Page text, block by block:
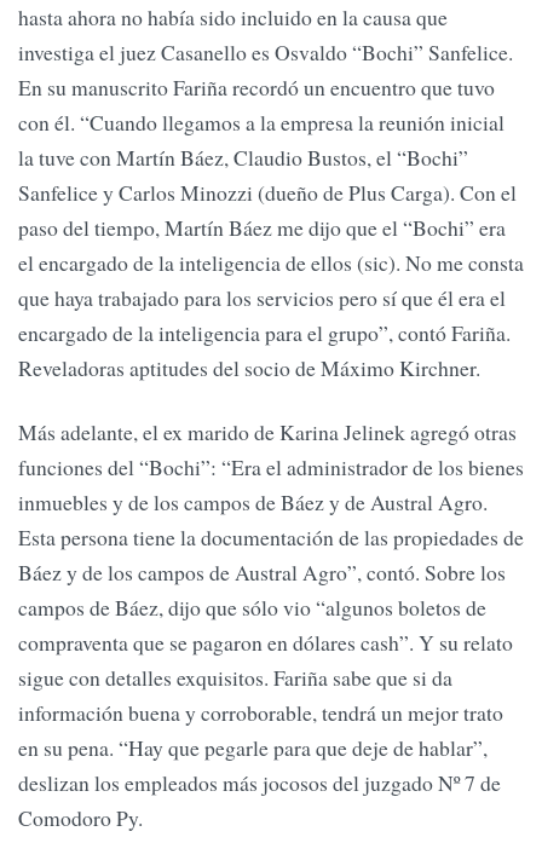
hasta ahora no había sido incluido en la causa que
investiga el juez Casanello es Osvaldo “Bochi” Sanfelice.
En su manuscrito Fariña recordó un encuentro que tuvo
con él. “Cuando llegamos a la empresa la reunión inicial
la tuve con Martín Báez, Claudio Bustos, el “Bochi”
Sanfelice y Carlos Minozzi (dueño de Plus Carga). Con el
paso del tiempo, Martín Báez me dijo que el “Bochi” era
el encargado de la inteligencia de ellos (sic). No me consta
que haya trabajado para los servicios pero sí que él era el
encargado de la inteligencia para el grupo”, contó Fariña.
Reveladoras aptitudes del socio de Máximo Kirchner.
Más adelante, el ex marido de Karina Jelinek agregó otras
funciones del “Bochi”: “Era el administrador de los bienes
inmuebles y de los campos de Báez y de Austral Agro.
Esta persona tiene la documentación de las propiedades de
Báez y de los campos de Austral Agro”, contó. Sobre los
campos de Báez, dijo que sólo vio “algunos boletos de
compraventa que se pagaron en dólares cash”. Y su relato
sigue con detalles exquisitos. Fariña sabe que si da
información buena y corroborable, tendrá un mejor trato
en su pena. “Hay que pegarle para que deje de hablar”,
deslizan los empleados más jocosos del juzgado Nº 7 de
Comodoro Py.